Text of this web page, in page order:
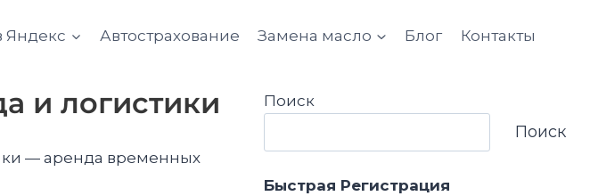
Яндекс Автострахование Замена масло Блог Контакты
и логистики
— аренда временных
Поиск
Поиск
Быстрая Регистрация